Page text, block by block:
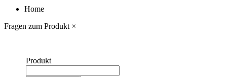
Home
Fragen zum Produkt ×
Produkt